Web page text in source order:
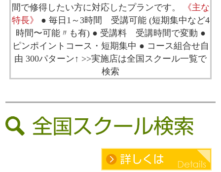
間で修得したい方に対応したプランです。
《主な
特長》
● 毎日1～3時間 受講可能 (短期集中など4
時間〜可能〃も有) ● 受講料 受講時間で変動 ●
ピンポイントコース・短期集中 ● コース組合せ自
由 300パターン↑ >>実施店は全国スクール一覧で
検索